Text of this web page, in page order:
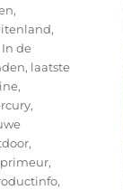
,
,
In de
, laatste
,
,
,
primeur,
,